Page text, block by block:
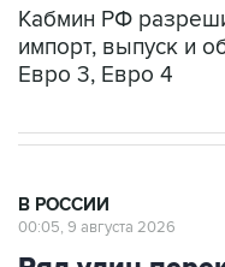
Евро 3, Евро 4
Ряд улиц
районе